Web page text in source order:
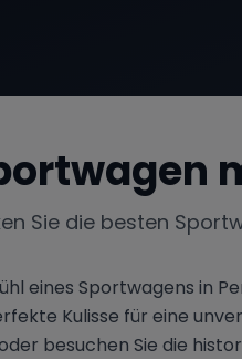
Sie die besten
eines Sportwagens in
Kulisse für eine
besuchen Sie die